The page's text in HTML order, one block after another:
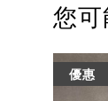
您
優惠